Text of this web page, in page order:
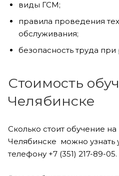
виды ГСМ;
правила проведения
обслуживания;
безопасность труда
Стоимость
Челябинске
Сколько стоит обучение на
Челябинске можно
телефону +7 (351) 217-89-05.